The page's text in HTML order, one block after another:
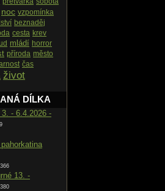
noc vzpomínka
beznaděj
cesta krev
mládí horror
příroda město
čas
život
DÍLKA
- 6.4.2026 -
366
13. -
380